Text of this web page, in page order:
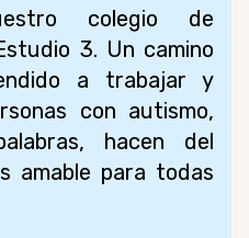
colegio de
3. Un camino
a trabajar y
con autismo,
hacen del
amable para todas